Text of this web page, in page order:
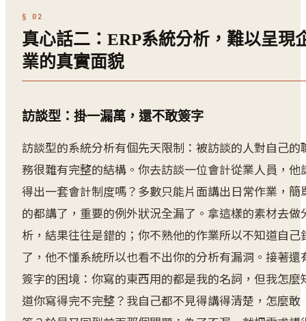
真心話二：ERP系統分析，難以呈現
業的真實面貌
訪談型：掛一漏萬，還不敢簽字
訪談型的系統分析有個先天限制：被訪談的人對自己的
務很難有完整的結構。你去訪談一位會計從業人員，他
得出一套會計制度嗎？多數只能片面講出日常作業，簡
的都講了，重要的例外狀況全漏了。拿這樣的素材去做
析，結果往往是錯的；你不熟他的作業所以不知道自己
了，他不懂系統所以也看不出你的分析有漏洞。接著還
簽字的困境：你寫的東西用的都是我的名詞，但我怎麼
道你寫得完不完整？我自己都不見得講得清楚，怎麼敢